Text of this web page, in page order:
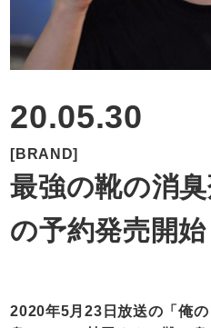
CONTACT
20.05.30
[BRAND]
最強の靴の消臭
の予約発売開始
2020年5月23日放送の「俺